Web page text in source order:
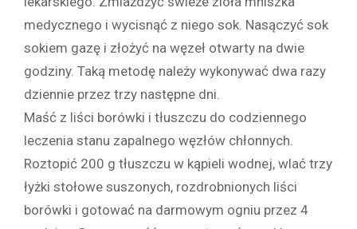
medycznego i wycisnąć z niego sok. Nasączyć sok
sokiem gazę i złożyć na węzeł otwarty na dwie
godziny. Taką metodę należy wykonywać dwa razy
dziennie przez trzy następne dni.
Maść z liści borówki i tłuszczu do codziennego
leczenia stanu zapalnego węzłów chłonnych.
Roztopić 200 g tłuszczu w kąpieli wodnej, wlać trzy
łyżki stołowe suszonych, rozdrobnionych liści
borówki i gotować na darmowym ogniu przez 4